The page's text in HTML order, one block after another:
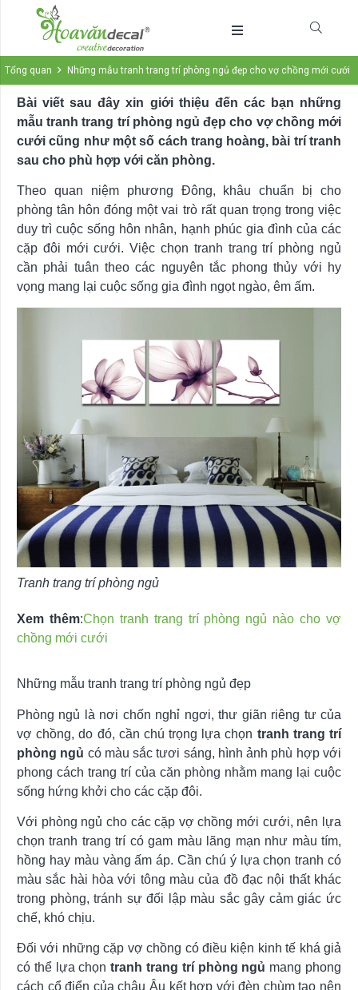
Tổng quan Những mẫu tranh trang trí phòng ngủ đẹp cho vợ chồng mới cưới
Bài viết sau đây xin giới thiệu đến các bạn những
mẫutranh trang trí phòng ngủ đẹp cho vợ chồng mới
cưới cũng như một số cách trang hoàng, bài trí tranh
sau cho phù hợp với căn phòng.
Theo quan niệm phương Đông, khâu chuẩn bị cho
phòng tân hôn đóng một vai trò rất quan trọng trong việc
duy trì cuộc sống hôn nhân, hạnh phúc gia đình của các
cặp đôi mới cưới. Việc chọn tranh trang trí phòng ngủ
cần phải tuân theo các nguyên tắc phong thủy với hy
vọng mang lại cuộc sống gia đình ngọt ngào, êm ấm.
Tranh trang trí phòng ngủ
Xem thêm:Chọn tranh trang trí phòng ngủ nào cho vợ
chồng mới cưới
Những mẫu tranh trang trí phòng ngủ đẹp
Phòng ngủ là nơi chốn nghỉ ngơi, thư giãn riêng tư của
vợ chồng, do đó, cần chú trọng lựa chọn tranh trang trí
phòng ngủ có màu sắc tươi sáng, hình ảnh phù hợp với
phong cách trang trí của căn phòng nhằm mang lại cuộc
sống hứng khởi cho các cặp đôi.
Với phòng ngủ cho các cặp vợ chồng mới cưới, nên lựa
chọn tranh trang trí có gam màu lãng mạn như màu tím,
hồng hay màu vàng ấm áp. Cần chú ý lựa chọn tranh có
màu sắc hài hòa với tông màu của đồ đạc nội thất khác
trong phòng, tránh sự đối lập màu sắc gây cảm giác ức
chế, khó chịu.
Đối với những cặp vợ chồng có điều kiện kinh tế khá giả
có thể lựa chọntranh trang trí phòng ngủ mang phong
cách cổ điển của châu Âu kết hợp với đèn chùm tạo nên